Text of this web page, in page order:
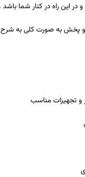
این راه در کنار شما باشد .
پخش به صورت کلی به شرح